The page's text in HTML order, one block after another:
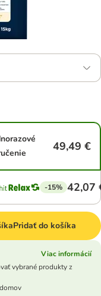
49,49 €
-15% 42,07
Pridať do košíka
Viac informácií
vybrané produkty z